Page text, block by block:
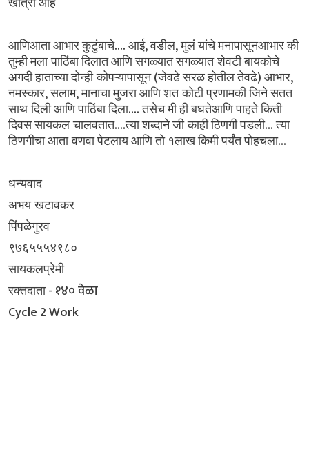
आणिआता आभार कुटुंबाचे.... आई,वडील,मुलं यांचे मनापासूनआभार की
तुम्ही मला पाठिंबा दिलात आणि सगळ्यात सगळ्यात शेवटी बायकोचे
अगदी हाताच्या दोन्ही कोपऱ्यापासून(जेवढे सरळ होतील तेवढे) आभार,
नमस्कार,सलाम,मानाचा मुजरा आणि शत कोटी प्रणामकी जिने सतत
साथ दिली आणि पाठिंबा दिला....तसेच मी ही बघतेआणि पाहते किती
दिवस सायकल चालवतात....त्या शब्दाने जी काही ठिणगी पडली...त्या
ठिणगीचा आता वणवा पेटलाय आणि तो १लाख किमी पर्यंत पोहचला...
धन्यवाद
अभय खटावकर
पिंपळेगुरव
९७६५५५४९८०
सायकलप्रेमी
रक्तदाता- १४० वेळा
Cycle 2 Work